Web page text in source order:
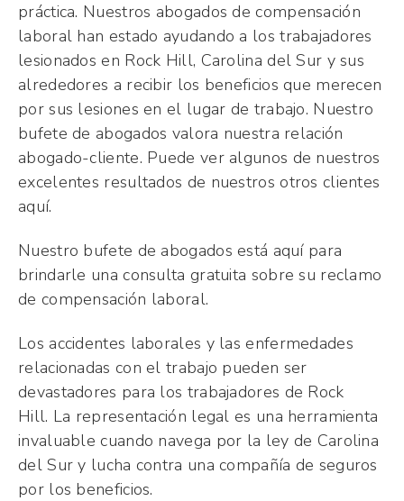
práctica. Nuestros abogados de compensación
laboral han estado ayudando a los trabajadores
lesionados en Rock Hill, Carolina del Sur y sus
alrededores a recibir los beneficios que merecen
por sus lesiones en el lugar de trabajo. Nuestro
bufete de abogados valora nuestra relación
abogado-cliente. Puede ver algunos de nuestros
excelentes resultados de nuestros otros clientes
aquí.
Nuestro bufete de abogados está aquí para
brindarle una consulta gratuita sobre su reclamo
de compensación laboral.
Los accidentes laborales y las enfermedades
relacionadas con el trabajo pueden ser
devastadores para los trabajadores de Rock
Hill. La representación legal es una herramienta
invaluable cuando navega por la ley de Carolina
del Sur y lucha contra una compañía de seguros
por los beneficios.